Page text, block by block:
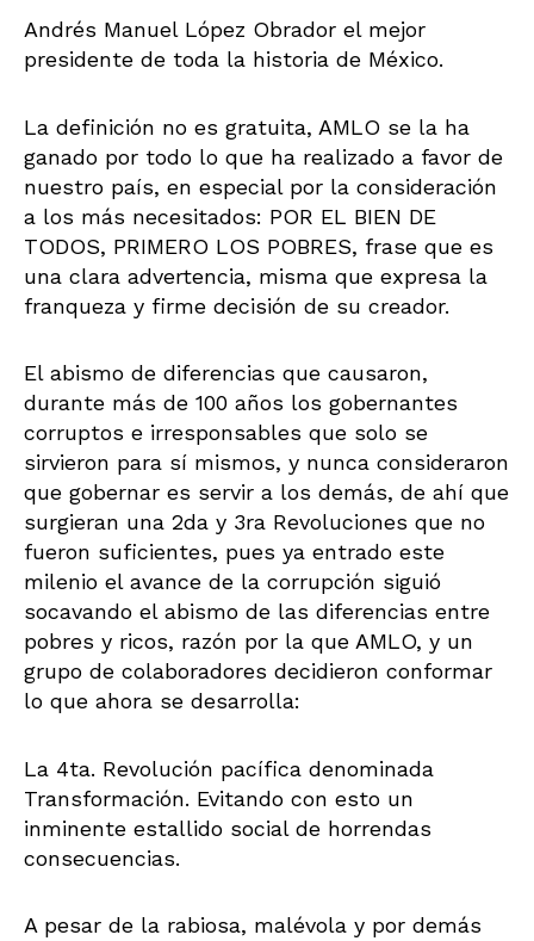
Andrés Manuel López Obrador el mejor
presidente de toda la historia de México.
La definición no es gratuita, AMLO se la ha
ganado por todo lo que ha realizado a favor de
nuestro país, en especial por la consideración
a los más necesitados: POR EL BIEN DE
TODOS, PRIMERO LOS POBRES, frase que es
una clara advertencia, misma que expresa la
franqueza y firme decisión de su creador.
El abismo de diferencias que causaron,
durante más de 100 años los gobernantes
corruptos e irresponsables que solo se
sirvieron para sí mismos, y nunca consideraron
que gobernar es servir a los demás, de ahí que
surgieran una 2da y 3ra Revoluciones que no
fueron suficientes, pues ya entrado este
milenio el avance de la corrupción siguió
socavando el abismo de las diferencias entre
pobres y ricos, razón por la que AMLO, y un
grupo de colaboradores decidieron conformar
lo que ahora se desarrolla:
La 4ta. Revolución pacífica denominada
Transformación. Evitando con esto un
inminente estallido social de horrendas
consecuencias.
A pesar de la rabiosa, malévola y por demás